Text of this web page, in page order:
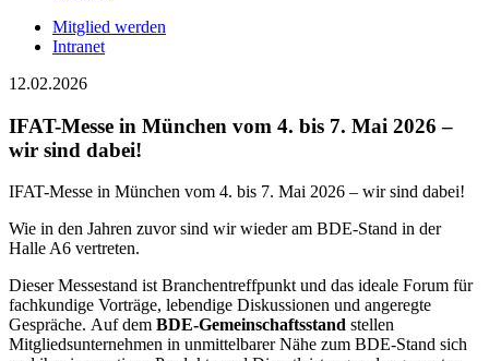
Mitglied werden
Intranet
12.02.2026
IFAT-Messe in München vom 4. bis 7. Mai 2026 –
wir sind dabei!
IFAT-Messe in München vom 4. bis 7. Mai 2026 – wir sind dabei!
Wie in den Jahren zuvor sind wir wieder am BDE-Stand in der
Halle A6 vertreten.
Dieser Messestand ist Branchentreffpunkt und das ideale Forum für
fachkundige Vorträge, lebendige Diskussionen und angeregte
Gespräche. Auf dem BDE-Gemeinschaftsstand stellen
Mitgliedsunternehmen in unmittelbarer Nähe zum BDE-Stand sich